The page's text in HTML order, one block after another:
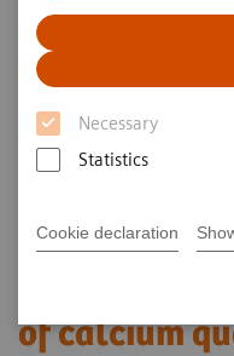
Necessary
Statistics
Cookie declaration
photon-counting detector
for and feasibility of
Image
non-contrast
coronary CT
of calcium